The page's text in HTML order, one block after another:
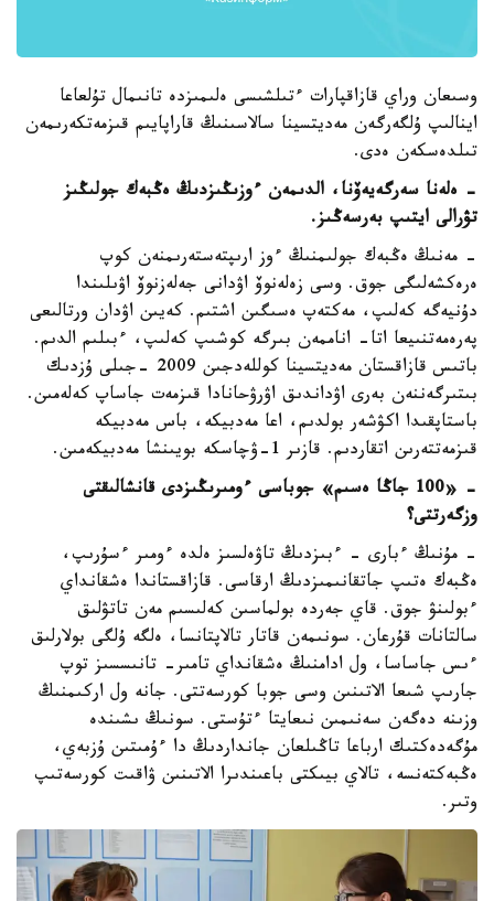
وسىعان وراي قازاقپارات ءتىلشىسى ەلىمىزدە تانىمال تۇلعاعا
اينالىپ ۇلگەرگەن مەديتسينا سالاسىنىڭ قاراپايىم قىزمەتكەرىمەن
تىلدەسكەن ەدى.
- ەلەنا سەرگەيەۆنا، الدىمەن ءوزىڭىزدىڭ ەڭبەك جولىڭىز
تۋرالى ايتىپ بەرسەڭىز.
- مەنىڭ ەڭبەك جولىمنىڭ ءوز ارىپتەستەرىمنەن كوپ
ەرەكشەلىگى جوق. وسى زەلەنوۆ اۋدانى جەلەزنوۆ اۋىلىندا
دۇنيەگە كەلىپ، مەكتەپ ەسىگىن اشتىم. كەيىن اۋدان ورتالىعى
پەرەمەتنىيعا اتا- اناممەن بىرگە كوشىپ كەلىپ، ءبىلىم الدىم.
باتىس قازاقستان مەديتسينا كوللەدجىن 2009 -جىلى ۇزدىك
بىتىرگەننەن بەرى اۋداندىق اۋرۋحانادا قىزمەت جاساپ كەلەمىن.
باستاپقىدا اكۋشەر بولدىم، اعا مەدبيكە، باس مەدبيكە
قىزمەتتەرىن اتقاردىم. قازىر 1-ۋچاسكە بويىنشا مەدبيكەمىن.
- «100 جاڭا ەسىم» جوباسى ءومىرىڭىزدى قانشالىقتى
وزگەرتتى؟
- مۇنىڭ ءبارى - ءبىزدىڭ تاۋەلسىز ەلدە ءومىر ءسۇرىپ،
ەڭبەك ەتىپ جاتقانىمىزدىڭ ارقاسى. قازاقستاندا ەشقانداي
ءبولىنۋ جوق. قاي جەردە بولماسىن كەلىسىم مەن تاتۋلىق
سالتانات قۇرعان. سونىمەن قاتار تالاپتانسا، ەلگە ۇلگى بولارلىق
ءىس جاساسا، ول ادامنىڭ ەشقانداي تامىر- تانىسسىز توپ
جارىپ شىعا الاتىنىن وسى جوبا كورسەتتى. جانە ول اركىمنىڭ
وزىنە دەگەن سەنىمىن نىعايتا ءتۇستى. سونىڭ ىشىندە
مۇگەدەكتىك ارباعا تاڭىلعان جانداردىڭ دا ءۇمىتىن ۇزبەي،
ەڭبەكتەنسە، تالاي بيىكتى باعىندىرا الاتىنىن ۋاقىت كورسەتىپ
وتىر.